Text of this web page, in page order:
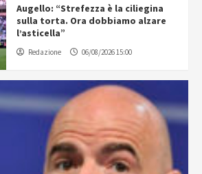
Augello: “Strefezza è la ciliegina
sulla torta. Ora dobbiamo alzare
l’asticella”
Redazione 06/08/2026 15:00